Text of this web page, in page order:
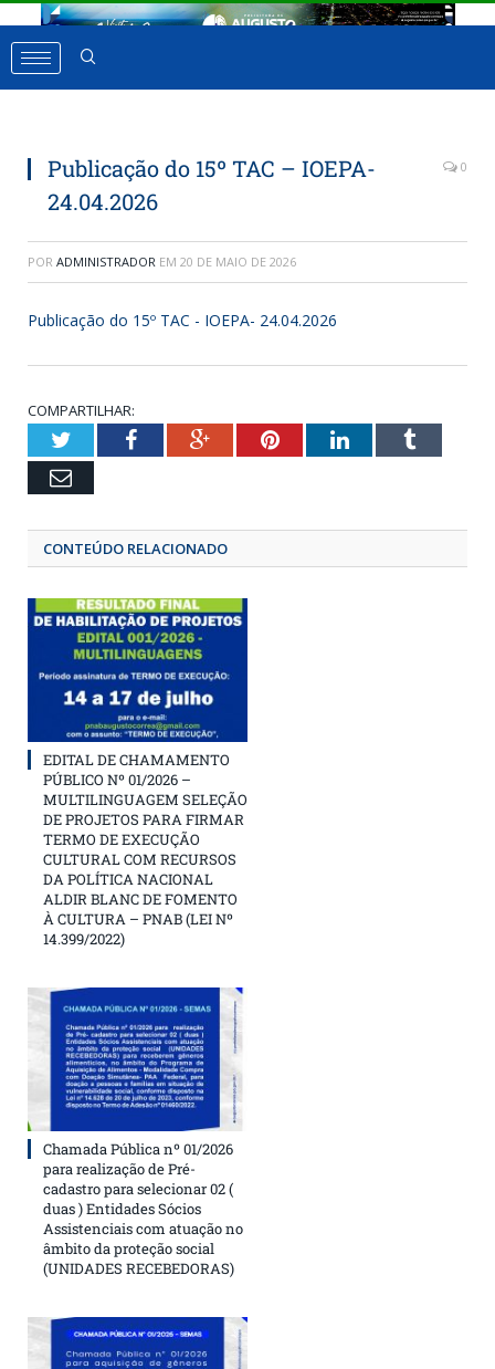
Publicação do 15º TAC – IOEPA-
24.04.2026
0
POR ADMINISTRADOR EM 20 DE MAIO DE 2026
Publicação do 15º TAC - IOEPA- 24.04.2026
COMPARTILHAR:
TwitterFacebookGoogle+Pinterest
LinkedIn
Email
CONTEÚDO RELACIONADO
EDITAL DE CHAMAMENTO
PÚBLICO Nº 01/2026 –
MULTILINGUAGEM SELEÇÃO
DE PROJETOS PARA FIRMAR
TERMO DE EXECUÇÃO
CULTURAL COM RECURSOS
DA POLÍTICA NACIONAL
ALDIR BLANC DE FOMENTO
À CULTURA – PNAB (LEI Nº
14.399/2022)
Chamada Pública nº 01/2026
para realização de Pré-
cadastro para selecionar 02 (
duas ) Entidades Sócios
Assistenciais com atuação no
âmbito da proteção social
(UNIDADES RECEBEDORAS)